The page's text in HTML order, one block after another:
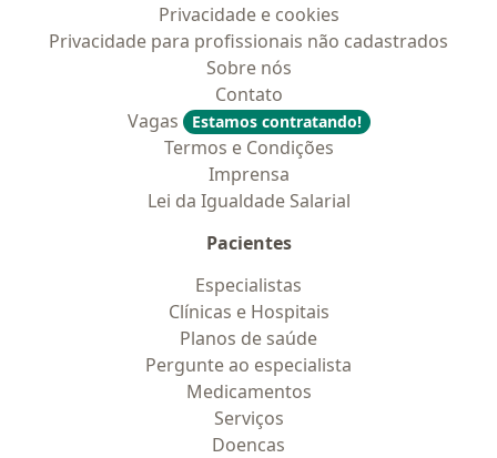
Privacidade e cookies
Privacidade para profissionais não cadastrados
Sobre nós
Contato
Vagas
Estamos contratando!
Termos e Condições
Imprensa
Lei da Igualdade Salarial
Pacientes
Especialistas
Clínicas e Hospitais
Planos de saúde
Pergunte ao especialista
Medicamentos
Serviços
Doencas